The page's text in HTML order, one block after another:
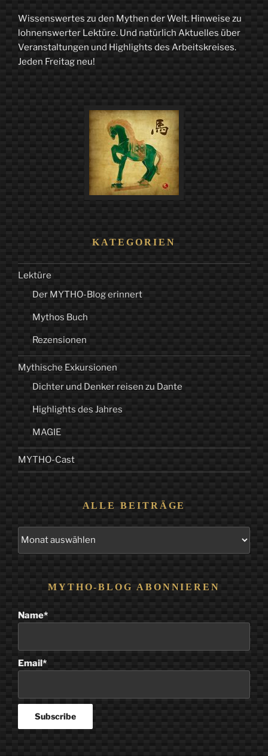
Spurensuche
Teil
1“
Wissenswertes zu den Mythen der Welt. Hinweise zu
lohnenswerter Lektüre. Und natürlich Aktuelles über
Veranstaltungen und Highlights des Arbeitskreises.
Jeden Freitag neu!
KATEGORIEN
Lektüre
Der MYTHO-Blog erinnert
Mythos Buch
Rezensionen
Mythische Exkursionen
Dichter und Denker reisen zu Dante
Highlights des Jahres
MAGIE
MYTHO-Cast
ALLE BEITRÄGE
MYTHO-BLOG ABONNIEREN
Name*
Email*